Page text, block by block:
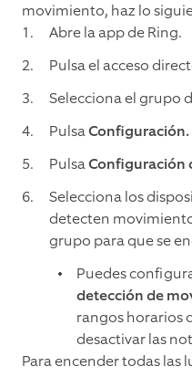
movimiento, haz lo
Abre la app de Ring.
Pulsa el acceso
Selecciona el grupo
PulsaConfiguración.
PulsaConfiguración
Selecciona los
detecten
grupo para que se
Puedes
detección de
rangos horarios
desactivar las
Para encender todas las